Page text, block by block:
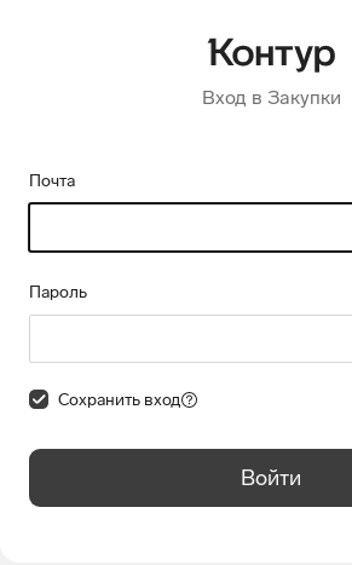
Вход в Закупки
Почта
Пароль
Сохранить вход
Войти